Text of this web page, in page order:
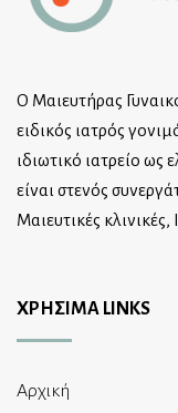
Ο Μαιευτήρας
ειδικός ιατρός
ιδιωτικό ιατρείο ως
είναι στενός
Μαιευτικές
ΧΡΗΣΙΜΑ LINKS
Αρχική